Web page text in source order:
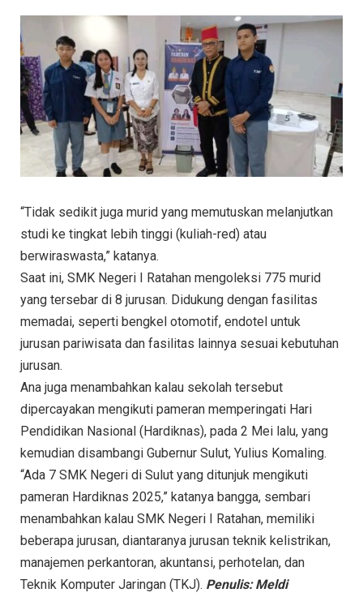
“Tidak sedikit juga murid yang memutuskan melanjutkan
studi ke tingkat lebih tinggi (kuliah-red) atau
berwiraswasta,” katanya.
Saat ini, SMK Negeri I Ratahan mengoleksi 775 murid
yang tersebar di 8 jurusan. Didukung dengan fasilitas
memadai, seperti bengkel otomotif, endotel untuk
jurusan pariwisata dan fasilitas lainnya sesuai kebutuhan
jurusan.
Ana juga menambahkan kalau sekolah tersebut
dipercayakan mengikuti pameran memperingati Hari
Pendidikan Nasional (Hardiknas), pada 2 Mei lalu, yang
kemudian disambangi Gubernur Sulut, Yulius Komaling.
“Ada 7 SMK Negeri di Sulut yang ditunjuk mengikuti
pameran Hardiknas 2025,” katanya bangga, sembari
menambahkan kalau SMK Negeri I Ratahan, memiliki
beberapa jurusan, diantaranya jurusan teknik kelistrikan,
manajemen perkantoran, akuntansi, perhotelan, dan
Teknik Komputer Jaringan (TKJ). Penulis: Meldi